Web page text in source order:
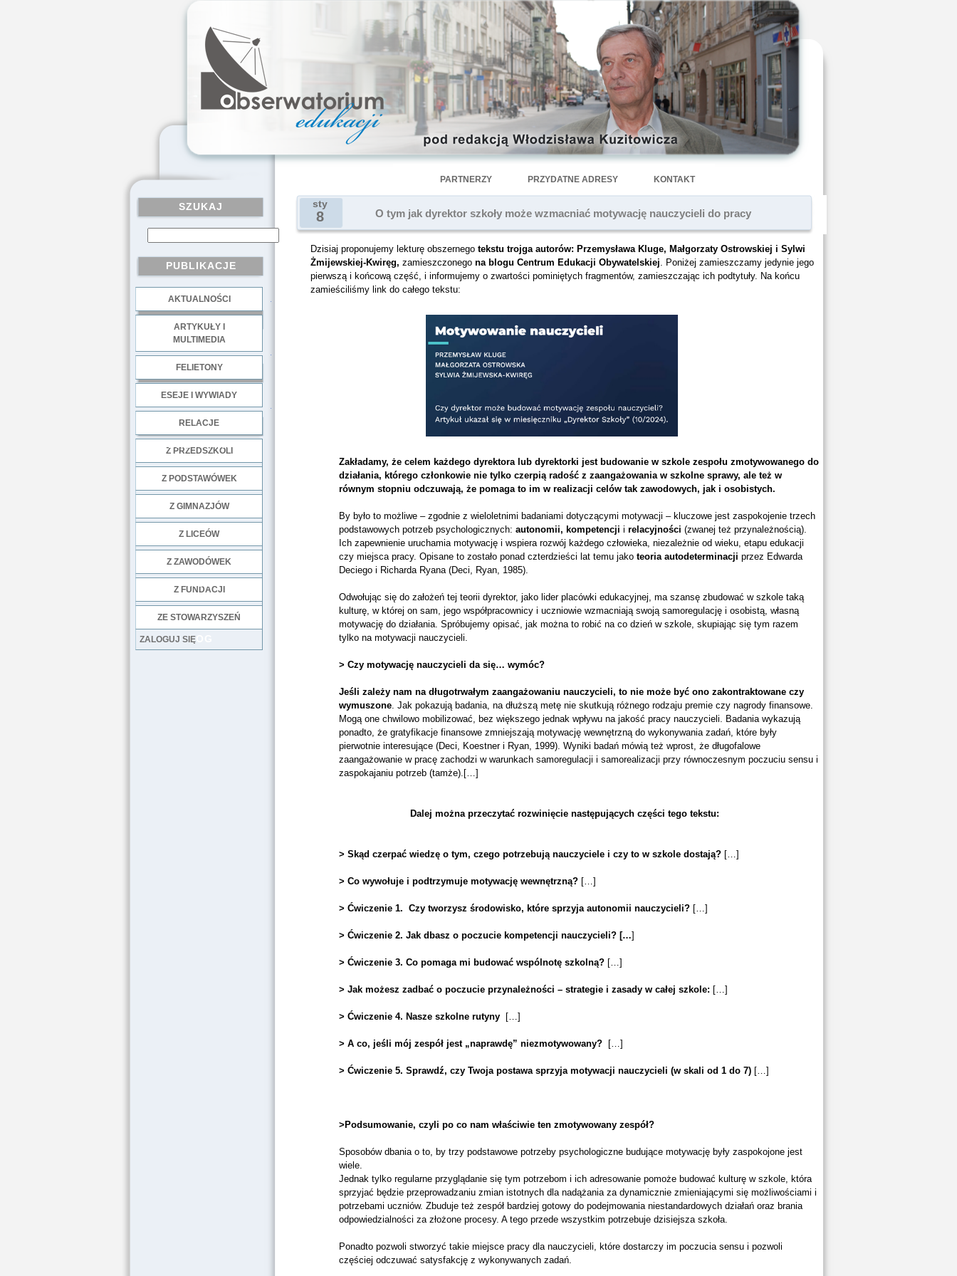
PARTNERZY PRZYDATNE ADRESY KONTAKT
SZUKAJ
PUBLIKACJE
AKTUALNOŚCI
ARTYKUŁY I
MULTIMEDIA
FELIETONY
ESEJE I WYWIADY
RELACJE
Z PRZEDSZKOLI
Z PODSTAWÓWEK
Z GIMNAZJÓW
Z LICEÓW
Z ZAWODÓWEK
Z FUNDACJI
ZE STOWARZYSZEŃ
LOG
ZALOGUJ SIĘ
sty
8 O tym jak dyrektor szkoły może wzmacniać motywację nauczycieli do pracy
Dzisiaj proponujemy lekturę obszernegotekstu trojga autorów: Przemysława Kluge, Małgorzaty Ostrowskiej i Sylwi
Żmijewskiej-Kwiręg, zamieszczonego na blogu Centrum Edukacji Obywatelskiej. Poniżej zamieszczamy jedynie jego
pierwszą i końcową część, i informujemy o zwartości pominiętych fragmentów, zamieszczając ich podtytuły. Na końcu
zamieściliśmy link do całego tekstu:
Zakładamy, że celem każdego dyrektora lub dyrektorki jest budowanie w szkole zespołu zmotywowanego do
działania, którego członkowie nie tylko czerpią radość z zaangażowania w szkolne sprawy, ale też w
równym stopniu odczuwają, że pomaga to im w realizacji celów tak zawodowych, jak i osobistych.
By było to możliwe – zgodnie z wieloletnimi badaniami dotyczącymi motywacji – kluczowe jest zaspokojenie trzech
podstawowych potrzeb psychologicznych: autonomii, kompetencji i relacyjności (zwanej też przynależnością).
Ich zapewnienie uruchamia motywację i wspiera rozwój każdego człowieka, niezależnie od wieku, etapu edukacji
czy miejsca pracy. Opisane to zostało ponad czterdzieści lat temu jako teoria autodeterminacji przez Edwarda
Deciego i Richarda Ryana (Deci, Ryan, 1985).
Odwołując się do założeń tej teorii dyrektor, jako lider placówki edukacyjnej, ma szansę zbudować w szkole taką
kulturę, w której on sam, jego współpracownicy i uczniowie wzmacniają swoją samoregulację i osobistą, własną
motywację do działania. Spróbujemy opisać, jak można to robić na co dzień w szkole, skupiając się tym razem
tylko na motywacji nauczycieli.
> Czy motywację nauczycieli da się… wymóc?
Jeśli zależy nam na długotrwałym zaangażowaniu nauczycieli, to nie może być ono zakontraktowane czy
wymuszone. Jak pokazują badania, na dłuższą metę nie skutkują różnego rodzaju premie czy nagrody finansowe.
Mogą one chwilowo mobilizować, bez większego jednak wpływu na jakość pracy nauczycieli. Badania wykazują
ponadto, że gratyfikacje finansowe zmniejszają motywację wewnętrzną do wykonywania zadań, które były
pierwotnie interesujące (Deci, Koestner i Ryan, 1999). Wyniki badań mówią też wprost, że długofalowe
zaangażowanie w pracę zachodzi w warunkach samoregulacji i samorealizacji przy równoczesnym poczuciu sensu i
zaspokajaniu potrzeb (tamże).[…]
Dalej można przeczytać rozwinięcie następujących części tego tekstu:
> Skąd czerpać wiedzę o tym, czego potrzebują nauczyciele i czy to w szkole dostają? […]
> Co wywołuje i podtrzymuje motywację wewnętrzną? […]
> Ćwiczenie 1. Czy tworzysz środowisko, które sprzyja autonomii nauczycieli? […]
> Ćwiczenie 2. Jak dbasz o poczucie kompetencji nauczycieli? […]
> Ćwiczenie 3. Co pomaga mi budować wspólnotę szkolną? […]
> Jak możesz zadbać o poczucie przynależności – strategie i zasady w całej szkole: […]
> Ćwiczenie 4. Nasze szkolne rutyny […]
> A co, jeśli mój zespół jest „naprawdę” niezmotywowany? […]
> Ćwiczenie 5. Sprawdź, czy Twoja postawa sprzyja motywacji nauczycieli (w skali od 1 do 7) […]
>Podsumowanie, czyli po co nam właściwie ten zmotywowany zespół?
Sposobów dbania o to, by trzy podstawowe potrzeby psychologiczne budujące motywację były zaspokojone jest
wiele.
Jednak tylko regularne przyglądanie się tym potrzebom i ich adresowanie pomoże budować kulturę w szkole, która
sprzyjać będzie przeprowadzaniu zmian istotnych dla nadążania za dynamicznie zmieniającymi się możliwościami i
potrzebami uczniów. Zbuduje też zespół bardziej gotowy do podejmowania niestandardowych działań oraz brania
odpowiedzialności za złożone procesy. A tego przede wszystkim potrzebuje dzisiejsza szkoła.
Ponadto pozwoli stworzyć takie miejsce pracy dla nauczycieli, które dostarczy im poczucia sensu i pozwoli
częściej odczuwać satysfakcję z wykonywanych zadań.